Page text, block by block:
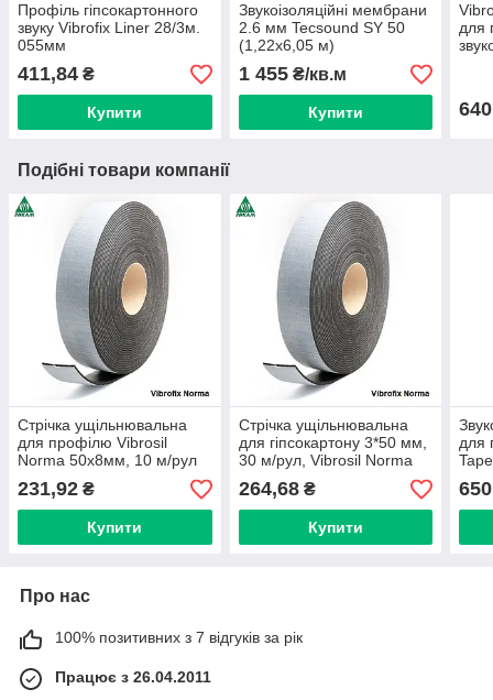
Профіль гіпсокартонного
звуку Vibrofix Liner 28/3м.
055мм
411,84 ₴
Купити
Звукоізоляційні мембрани
2.6 мм Tecsound SY 50
(1,22х6,05 м)
1 455₴/кв.м
Купити
для
Подібні товари компанії
Стрічка ущільнювальна
для профілю Vibrosil
Norma 50х8мм, 10 м/рул
231,92 ₴
Купити
Стрічка ущільнювальна
для гіпсокартону 3*50 мм,
30 м/рул, Vibrosil Norma
264,68₴
Купити
для
Про нас
100% позитивних з 7 відгуків за рік
Працює з 26.04.2011